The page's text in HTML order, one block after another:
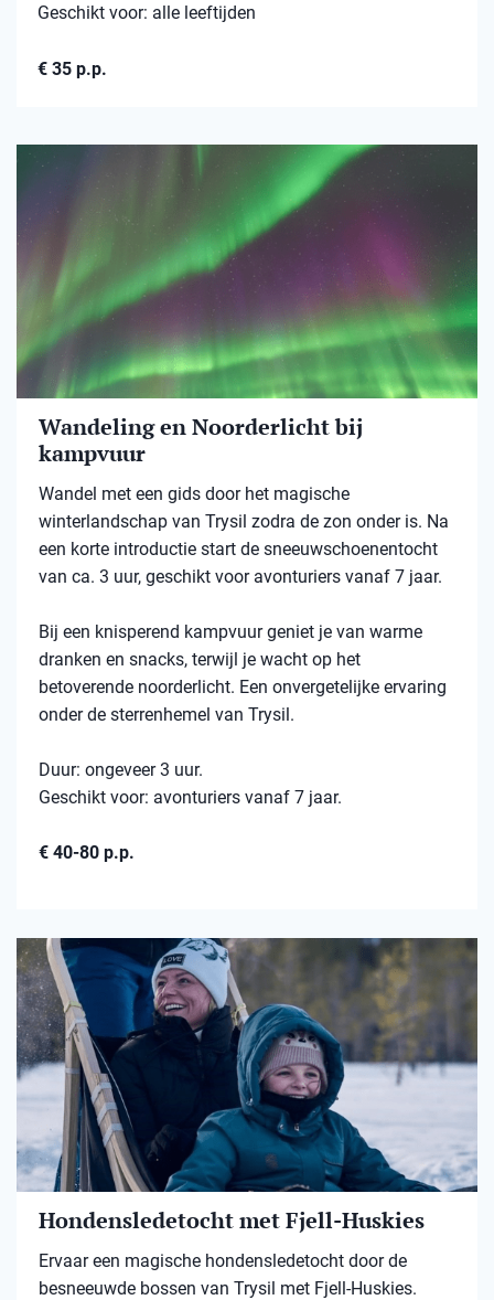
Geschikt voor: alle leeftijden
€ 35 p.p.
Wandeling en Noorderlicht bij
kampvuur
Wandel met een gids door het magische
winterlandschap van Trysil zodra de zon onder is. Na
een korte introductie start de sneeuwschoenentocht
van ca. 3 uur, geschikt voor avonturiers vanaf 7 jaar.
Bij een knisperend kampvuur geniet je van warme
dranken en snacks, terwijl je wacht op het
betoverende noorderlicht. Een onvergetelijke ervaring
onder de sterrenhemel van Trysil.
Duur: ongeveer 3 uur.
Geschikt voor: avonturiers vanaf 7 jaar.
€ 40-80 p.p.
Hondensledetocht met Fjell-Huskies
Ervaar een magische hondensledetocht door de
besneeuwde bossen van Trysil met Fjell-Huskies.